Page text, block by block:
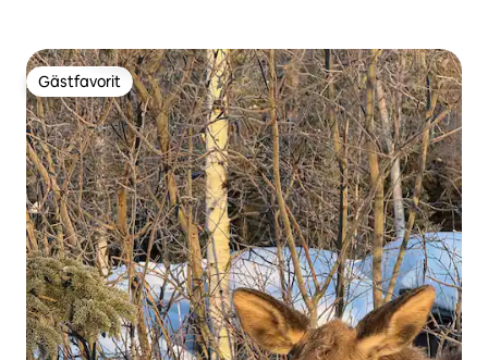
Gästfavorit
Gästfavorit